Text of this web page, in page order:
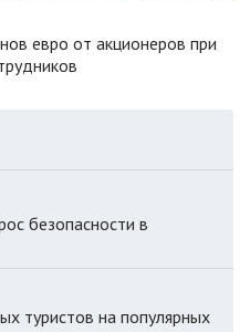
евро от акционеров при
безопасности в
туристов на популярных